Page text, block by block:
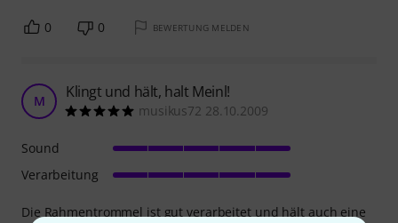
0 0 BEWERTUNG MELDEN
M Klingt und hält, halt Meinl!
musikus72 28.10.2009
Die Rahmentrommel ist gut verarbeitet und hält auch eine
Sound
Verarbeitung